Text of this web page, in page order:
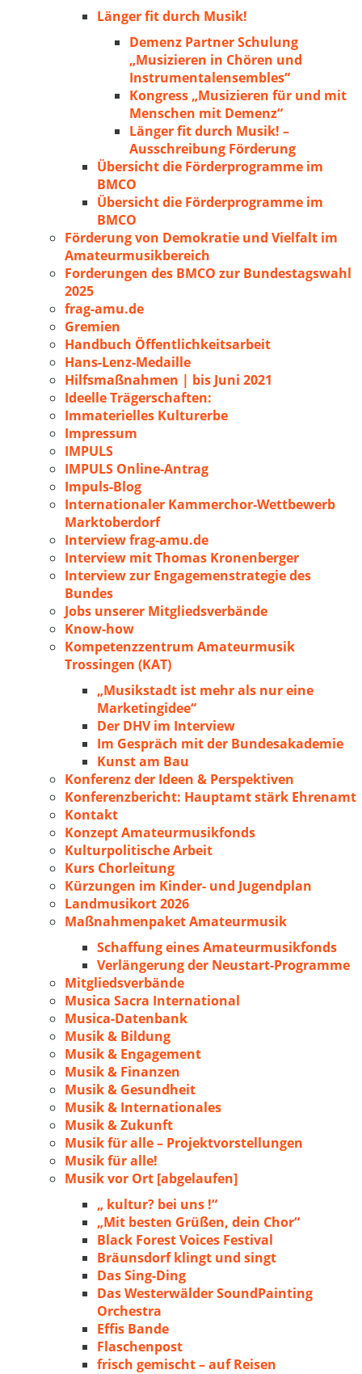
Länger fit durch Musik!
Demenz Partner Schulung
„Musizieren in Chören und
Instrumentalensembles“
Kongress „Musizieren für und mit
Menschen mit Demenz“
Länger fit durch Musik! –
Ausschreibung Förderung
Übersicht die Förderprogramme im
BMCO
Übersicht die Förderprogramme im
BMCO
Förderung von Demokratie und Vielfalt im
Amateurmusikbereich
Forderungen des BMCO zur Bundestagswahl
2025
frag-amu.de
Gremien
Handbuch Öffentlichkeitsarbeit
Hans-Lenz-Medaille
Hilfsmaßnahmen | bis Juni 2021
Ideelle Trägerschaften:
Immaterielles Kulturerbe
Impressum
IMPULS
IMPULS Online-Antrag
Impuls-Blog
Internationaler Kammerchor-Wettbewerb
Marktoberdorf
Interview frag-amu.de
Interview mit Thomas Kronenberger
Interview zur Engagemenstrategie des
Bundes
Jobs unserer Mitgliedsverbände
Know-how
Kompetenzzentrum Amateurmusik
Trossingen (KAT)
„Musikstadt ist mehr als nur eine
Marketingidee“
Der DHV im Interview
Im Gespräch mit der Bundesakademie
Kunst am Bau
Konferenz der Ideen & Perspektiven
Konferenzbericht: Hauptamt stärk Ehrenamt
Kontakt
Konzept Amateurmusikfonds
Kulturpolitische Arbeit
Kurs Chorleitung
Kürzungen im Kinder- und Jugendplan
Landmusikort 2026
Maßnahmenpaket Amateurmusik
Schaffung eines Amateurmusikfonds
Verlängerung der Neustart-Programme
Mitgliedsverbände
Musica Sacra International
Musica-Datenbank
Musik & Bildung
Musik & Engagement
Musik & Finanzen
Musik & Gesundheit
Musik & Internationales
Musik & Zukunft
Musik für alle – Projektvorstellungen
Musik für alle!
Musik vor Ort [abgelaufen]
„ kultur? bei uns !“
„Mit besten Grüßen, dein Chor“
Black Forest Voices Festival
Bräunsdorf klingt und singt
Das Sing-Ding
Das Westerwälder SoundPainting
Orchestra
Effis Bande
Flaschenpost
frisch gemischt – auf Reisen